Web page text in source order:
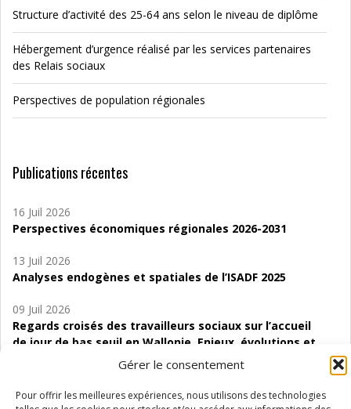
Gérer le consentement
Pour offrir les meilleures expériences, nous utilisons des technologies
Structure d’activité des 25-64 ans selon le niveau de diplôme
Hébergement d’urgence réalisé par les services partenaires
des Relais sociaux
Perspectives de population régionales
Publications récentes
16 Juil 2026
Perspectives économiques régionales 2026-2031
13 Juil 2026
Analyses endogènes et spatiales de l’ISADF 2025
09 Juil 2026
Regards croisés des travailleurs sociaux sur l’accueil
de jour de bas seuil en Wallonie. Enjeux, évolutions et
06 Juil 2026